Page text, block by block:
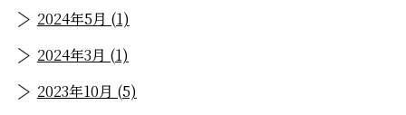
2024年5月 (1)
2024年3月 (1)
2023年10月 (5)